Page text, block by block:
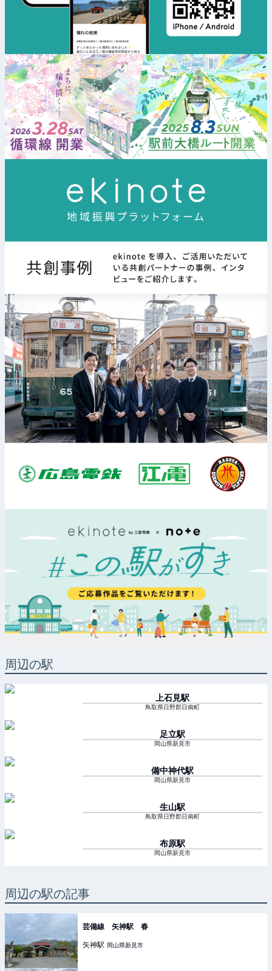
周辺の駅
上石見駅
鳥取県日野郡日南町
足立駅
岡山県新見市
備中神代駅
岡山県新見市
生山駅
鳥取県日野郡日南町
布原駅
岡山県新見市
周辺の駅の記事
芸備線 矢神駅 春
矢神駅 岡山県新見市